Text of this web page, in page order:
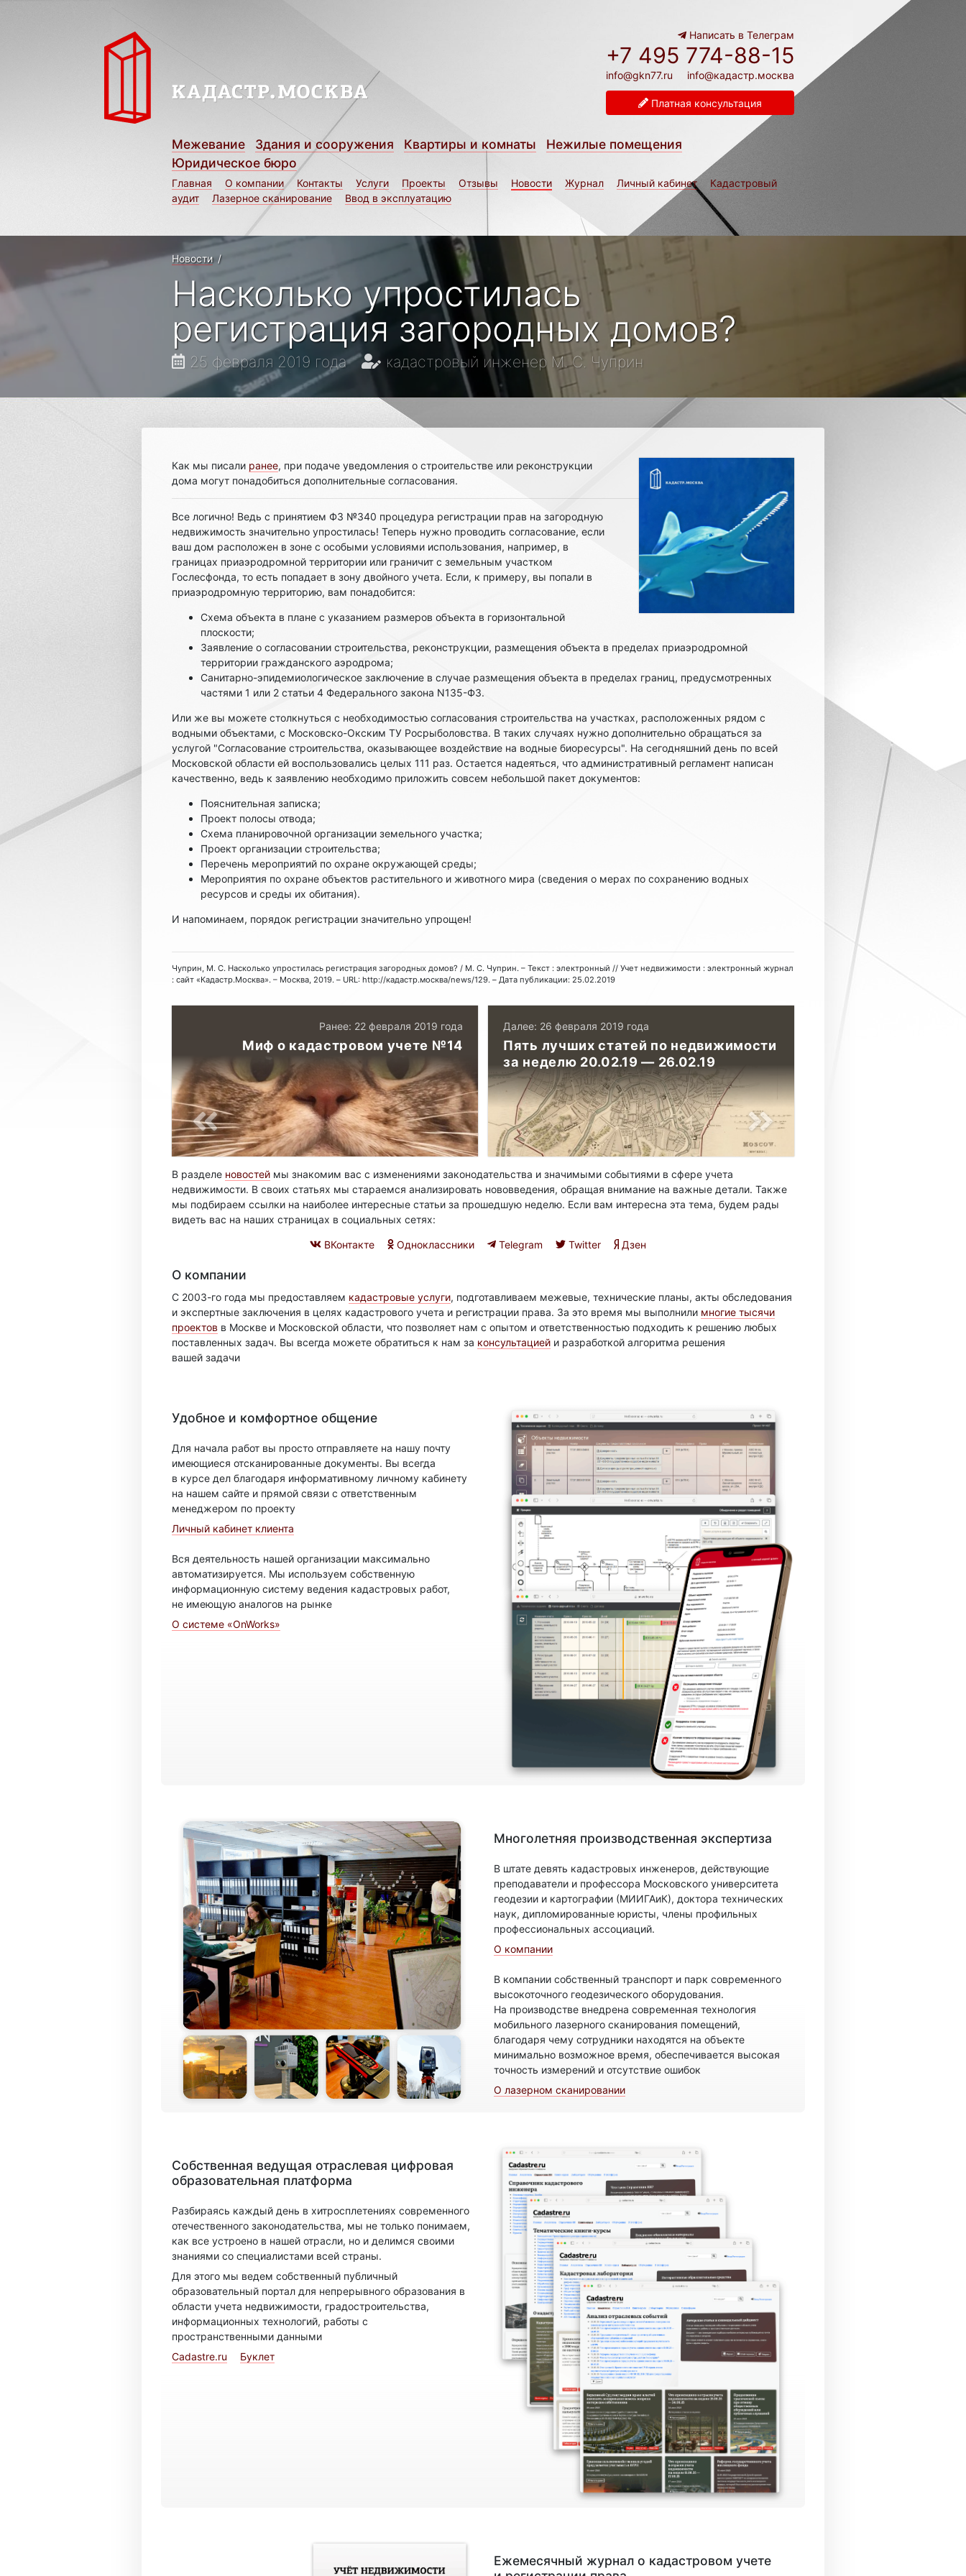
Написать в Телеграм
+7 495 774-88-15
info@gkn77.ru info@кадастр.москва
Платная консультация
Межевание Здания и сооружения Квартиры и комнаты
Нежилые помещения
Юридическое бюро
Главная О компании Контакты Услуги Проекты Отзывы Новости Журнал Личный кабинет
Кадастровый
аудит
Лазерное сканирование Ввод в эксплуатацию
Новости /
Насколько упростилась
регистрация загородных домов?
25 февраля 2019 года кадастровый инженер М. С. Чуприн
Как мы писали ранее, при подаче уведомления о строительстве или реконструкции
дома могут понадобиться дополнительные согласования.
Все логично! Ведь с принятием ФЗ №340 процедура регистрации прав на загородную
недвижимость значительно упростилась! Теперь нужно проводить согласование, если
ваш дом расположен в зоне с особыми условиями использования, например, в
границах приаэродромной территории или граничит с земельным участком
Гослесфонда, то есть попадает в зону двойного учета. Если, к примеру, вы попали в
приаэродромную территорию, вам понадобится:
Схема объекта в плане с указанием размеров объекта в горизонтальной
плоскости;
Заявление о согласовании строительства, реконструкции, размещения объекта в пределах приаэродромной
территории гражданского аэродрома;
Санитарно-эпидемиологическое заключение в случае размещения объекта в пределах границ, предусмотренных
частями 1 или 2 статьи 4 Федерального закона N135-ФЗ.
Или же вы можете столкнуться с необходимостью согласования строительства на участках, расположенных рядом с
водными объектами, с Московско-Окским ТУ Росрыболовства. В таких случаях нужно дополнительно обращаться за
услугой "Согласование строительства, оказывающее воздействие на водные биоресурсы". На сегодняшний день по всей
Московской области ей воспользовались целых 111 раз. Остается надеяться, что административный регламент написан
качественно, ведь к заявлению необходимо приложить совсем небольшой пакет документов:
Пояснительная записка;
Проект полосы отвода;
Схема планировочной организации земельного участка;
Проект организации строительства;
Перечень мероприятий по охране окружающей среды;
Мероприятия по охране объектов растительного и животного мира (сведения о мерах по сохранению водных
ресурсов и среды их обитания).
И напоминаем, порядок регистрации значительно упрощен!
Чуприн, М. С. Насколько упростилась регистрация загородных домов? / М. С. Чуприн. – Текст : электронный // Учет недвижимости : электронный журнал
: сайт «Кадастр.Москва». – Москва, 2019. – URL: http://кадастр.москва/news/129. – Дата публикации: 25.02.2019
Ранее: 22 февраля 2019 года
Миф о кадастровом учете №14
Далее: 26 февраля 2019 года
Пять лучших статей по недвижимости
за неделю 20.02.19 — 26.02.19
В разделе новостей мы знакомим вас с изменениями законодательства и значимыми событиями в сфере учета
недвижимости. В своих статьях мы стараемся анализировать нововведения, обращая внимание на важные детали. Также
мы подбираем ссылки на наиболее интересные статьи за прошедшую неделю. Если вам интересна эта тема, будем рады
видеть вас на наших страницах в социальных сетях:
ВКонтакте Одноклассники Telegram Twitter Дзен
О компании
С 2003-го года мы предоставляем кадастровые услуги, подготавливаем межевые, технические планы, акты обследования
и экспертные заключения в целях кадастрового учета и регистрации права. За это время мы выполнили многие тысячи
проектов в Москве и Московской области, что позволяет нам с опытом и ответственностью подходить к решению любых
поставленных задач. Вы всегда можете обратиться к нам за консультацией и разработкой алгоритма решения
вашей задачи
Удобное и комфортное общение
Для начала работ вы просто отправляете на нашу почту
имеющиеся отсканированные документы. Вы всегда
в курсе дел благодаря информативному личному кабинету
на нашем сайте и прямой связи с ответственным
менеджером по проекту
Личный кабинет клиента
Вся деятельность нашей организации максимально
автоматизируется. Мы используем собственную
информационную систему ведения кадастровых работ,
не имеющую аналогов на рынке
О системе «OnWorks»
Многолетняя производственная экспертиза
В штате девять кадастровых инженеров, действующие
преподаватели и профессора Московского университета
геодезии и картографии (МИИГАиК), доктора технических
наук, дипломированные юристы, члены профильных
профессиональных ассоциаций.
О компании
В компании собственный транспорт и парк современного
высокоточного геодезического оборудования.
На производстве внедрена современная технология
мобильного лазерного сканирования помещений,
благодаря чему сотрудники находятся на объекте
минимально возможное время, обеспечивается высокая
точность измерений и отсутствие ошибок
О лазерном сканировании
Собственная ведущая отраслевая цифровая
образовательная платформа
Разбираясь каждый день в хитросплетениях современного
отечественного законодательства, мы не только понимаем,
как все устроено в нашей отрасли, но и делимся своими
знаниями со специалистами всей страны.
Для этого мы ведем собственный публичный
образовательный портал для непрерывного образования в
области учета недвижимости, градостроительства,
информационных технологий, работы с
пространственными данными
Cadastre.ru
Буклет
Ежемесячный журнал о кадастровом учете